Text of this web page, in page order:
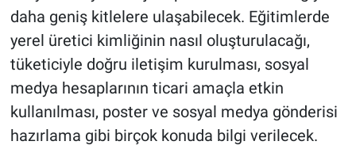
daha geniş kitlelere ulaşabilecek. Eğitimlerde
yerel üretici kimliğinin nasıl oluşturulacağı,
tüketiciyle doğru iletişim kurulması, sosyal
medya hesaplarının ticari amaçla etkin
kullanılması, poster ve sosyal medya gönderisi
hazırlama gibi birçok konuda bilgi verilecek.